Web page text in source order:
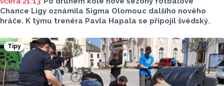
Chance Ligy oznámila Sigma Olomouc dalšího nového
hráče. K týmu trenéra Pavla Hapala se připojil švédský
z norského HamKamu. Sigma to uvedla na svém webu,
o tom, na jak dlouho podepsal nov hráč smlouvu
neinformovala.
Tipy